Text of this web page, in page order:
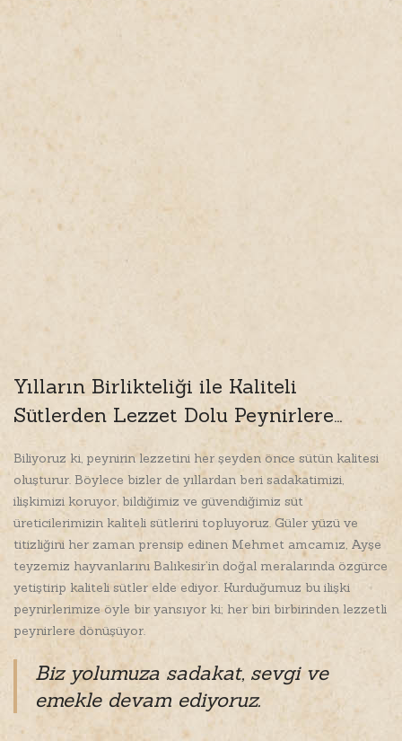
Yılların Birlikteliği ile Kaliteli
Sütlerden Lezzet Dolu Peynirlere…
Biliyoruz ki, peynirin lezzetini her şeyden önce sütün kalitesi
oluşturur. Böylece bizler de yıllardan beri sadakatimizi,
ilişkimizi koruyor, bildiğimiz ve güvendiğimiz süt
üreticilerimizin kaliteli sütlerini topluyoruz. Güler yüzü ve
titizliğini her zaman prensip edinen Mehmet amcamız, Ayşe
teyzemiz hayvanlarını Balıkesir’in doğal meralarında özgürce
yetiştirip kaliteli sütler elde ediyor. Kurduğumuz bu ilişki
peynirlerimize öyle bir yansıyor ki; her biri birbirinden lezzetli
peynirlere dönüşüyor.
Biz yolumuza sadakat, sevgi ve
emekle devam ediyoruz.